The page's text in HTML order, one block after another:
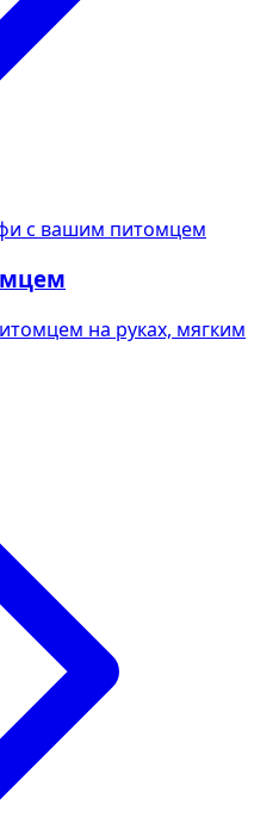
на руках, мягким